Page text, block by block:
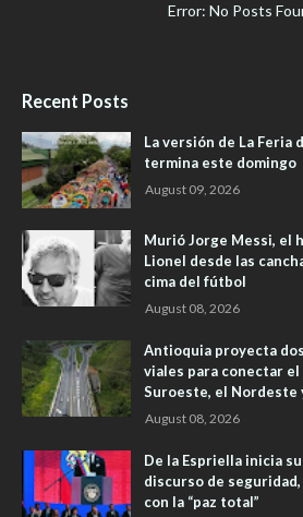
Error: No Posts
Recent Posts
La versión de La Feria
termina este domingo
August 09, 2026
Murió Jorge Messi, el
Lionel desde las
cima del fútbol
August 08, 2026
Antioquia proyecta
viales para conectar
Suroeste, el Nordeste
August 08, 2026
De la Espriella inicia
discurso de
con la “paz total”